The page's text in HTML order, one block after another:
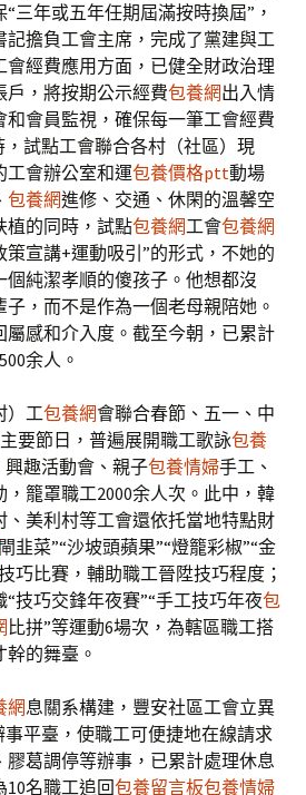
三年或五年任期屆滿按時換屆”，
記擔負工會主席，完成了黨建與工
會經費應用方面，已健全財政治理
，將按期公示經費包養網出入情
會員監視，確保每一筆工會經費
，試點工會聯合各村（社區）現
工會辦公室和運包養價格ptt動場
包養網進修、交通、休閑的溫馨空
植的同時，試點包養網工會包養網
策宣講+運動吸引”的形式，不她的
個純潔孝順的傻孩子。他想都沒
，而不是作為一個老母親陪她。
屬感和介入度。截至今朝，已累計
余人。
）工包養網會聯合春節、五一、中
要節日，普遍展開職工歌詠包養
興趣活動會、親子包養情婦手工、
籠罩職工2000余人次。此中，韓
、美利村等工會還依托當地特點財
閘韭菜”“沙坡頭蘋果”“燈籠彩椒”“金
巧比賽，輔助職工晉陞技巧程度；
技巧交鋒年夜賽”“手工技巧年夜包
比拼”等運動6場次，為轄區職工搭
的舞臺。
網息關系構建，豐安社區工會立異
事平臺，使職工可便捷地在線請求
膠葛調停等辦事，已累計處理休息
名職工追回包養留言板包養情婦